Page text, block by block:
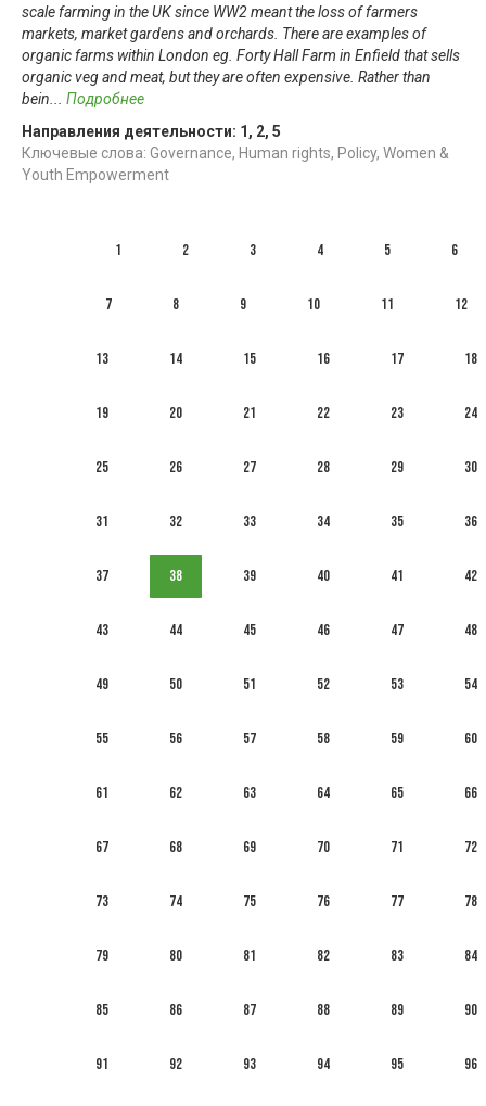
scale farming in the UK since WW2 meant the loss of farmers
markets, market gardens and orchards. There are examples of
organic farms within London eg. Forty Hall Farm in Enfield that sells
organic veg and meat, but they are often expensive. Rather than
bein
Подробнее
Направления деятельности: 1 , 2, 5
Ключевые слова: Governance, Human rights, Policy, Women &
Youth Empowerment
1 2 3 4 5 6
7 8 9 10 11 12
13 14 15 16 17 18
19 20 21 22 23 24
25 26 27 28 29 30
31 32 33 34 35 36
37 38 39 40 41 42
43 44 45 46 47 48
49 50 51 52 53 54
55 56 57 58 59 60
61 62 63 64 65 66
67 68 69 70 71 72
73 74 75 76 77 78
79 80 81 82 83 84
85 86 87 88 89 90
91 92 93 94 95 96